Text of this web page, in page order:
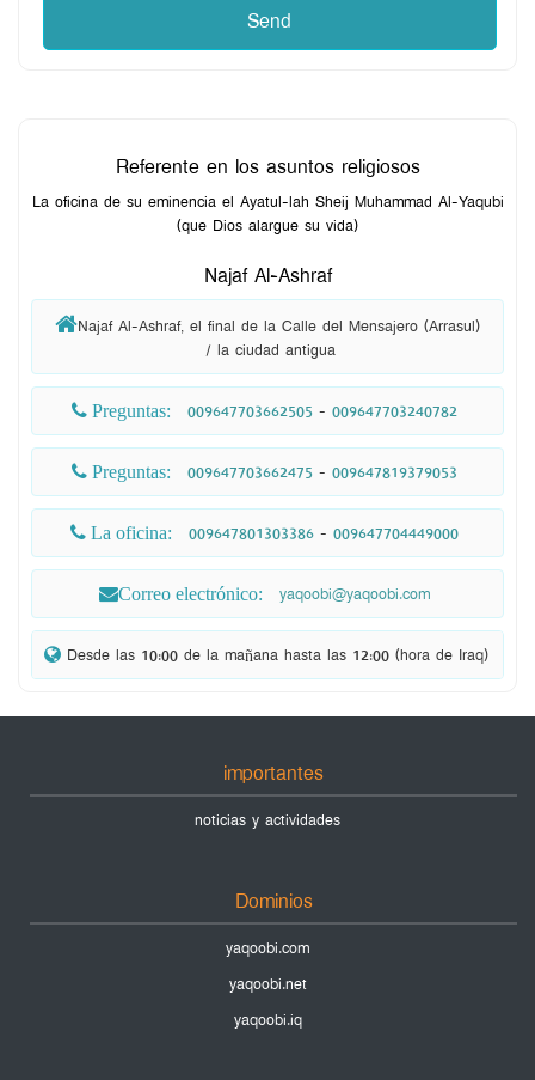
detalle en nuestro libro sobre las disposiciones y
normas islamicas (Subu assalam) y está disponible en
Referente en los asuntos religiosos
La oficina de su eminencia el Ayatul-lah Sheij Muhammad Al-Yaqubi
(que Dios alargue su vida)
Najaf Al-Ashraf
Najaf Al-Ashraf, el final de la Calle del Mensajero (Arrasul)
  / la ciudad antigua
Preguntas: 009647703662505 - 009647703240782
Preguntas: 009647703662475 - 009647819379053
La oficina: 009647801303386 - 009647704449000
Correo electrónico:
yaqoobi@yaqoobi.com
Desde las 10:00 de la mañana hasta las 12:00 (hora de Iraq)
importantes
noticias y actividades
Dominios
yaqoobi.com
yaqoobi.net
yaqoobi.iq